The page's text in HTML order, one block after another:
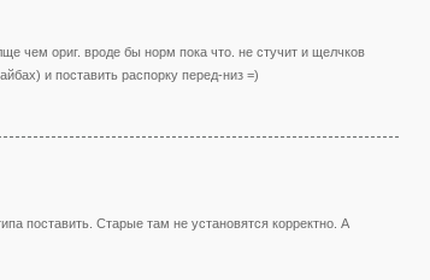
чем ориг. вроде бы норм пока что. не стучит и щелчков
и поставить распорку перед-низ =)
поставить. Старые там не установятся корректно. А